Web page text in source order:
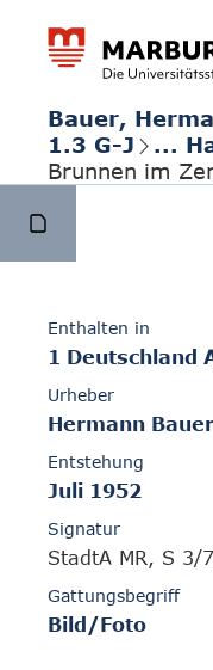
Bauer,
1.3 G-J
...
Brunnen im
Enthalten in
1 Deutschland
Urheber
Hermann Bauer
Entstehung
Juli 1952
Signatur
StadtA MR, S 3/
Gattungsbegriff
Bild/Foto